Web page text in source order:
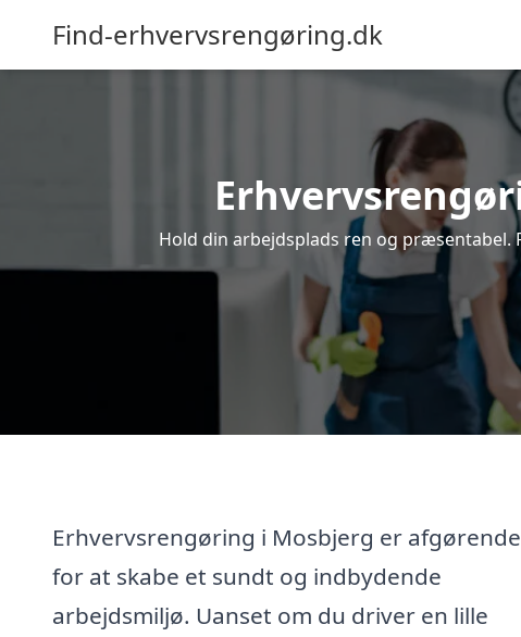
Find-erhvervsrengøring.dk
Hold din arbejdsplads ren og
Erhvervsrengøring i Mosbjerg er afgørende
for at skabe et sundt og indbydende
arbejdsmiljø. Uanset om du driver en lille